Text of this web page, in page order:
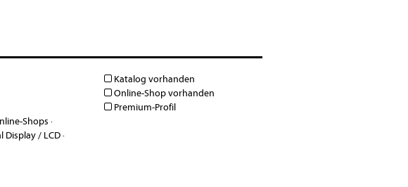
Shops ·
Display / LCD·
Katalog vorhanden
Online-Shop vorhanden
Premium-Profil